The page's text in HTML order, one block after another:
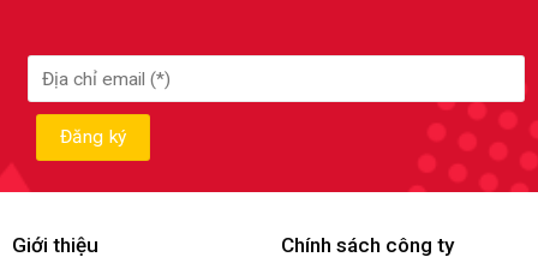
Giới thiệu Chính sách công ty